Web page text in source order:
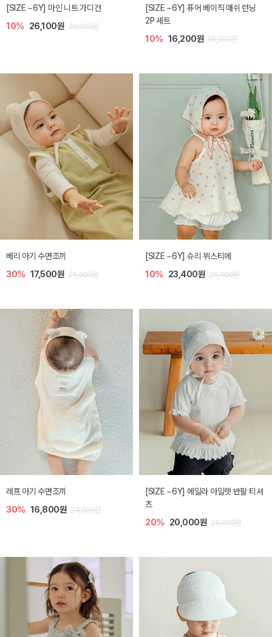
[SIZE ~6Y] 마인 니트 가디건
10% 26,100원 29,000원
[SIZE ~6Y] 퓨어 베이직 매쉬 런닝
2P 세트
10% 16,200원 18,000원
베리 아기 수면조끼
30% 17,500원 25,000원
[SIZE ~6Y] 슈리 뷔스티에
10% 23,400원 26,000원
레프 아기 수면조끼
30% 16,800원 24,000원
[SIZE ~6Y] 에일라 아일렛 반팔 티셔
츠
20% 20,000원 25,000원